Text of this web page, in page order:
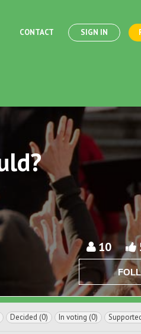
CONTACT SIGN IN
10
Decided (0) In voting (0)